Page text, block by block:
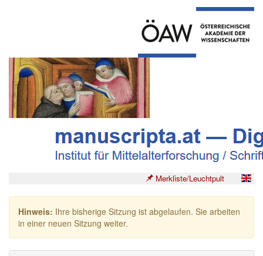
Merkliste/Leuchtpult
Hinweis: Ihre bisherige Sitzung ist abgelaufen. Sie arbeiten
in einer neuen Sitzung weiter.